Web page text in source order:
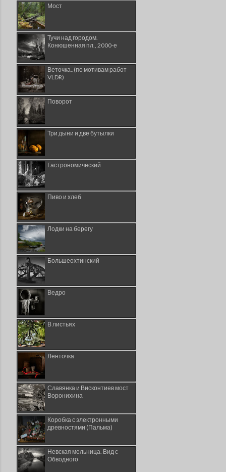
Мост
Тучи над городом.
Конюшенная пл., 2000-е
Веточка..(по мотивам работ
VLDR)
Поворот
Три дыни и две бутылки
Гастрономический
Пиво и хлеб
Лодки на берегу
Большеохтинский
Ведро
В листьях
Ленточка
Славянка и Висконтиев мост
Воронихина
Коробка с электронными
древностями (Пальма)
Невская мельница. Вид с
Обводного